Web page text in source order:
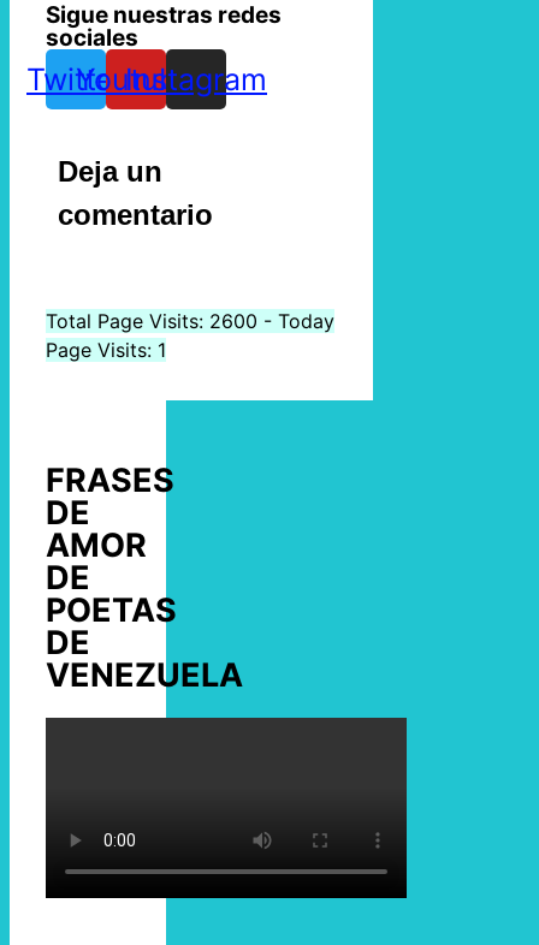
Sigue nuestras redes
sociales
TwitterYoutube
Instagram
Deja un
comentario
Total Page Visits: 2600 - Today
Page Visits: 1
FRASES
DE
AMOR
DE
POETAS
DE
VENEZUELA